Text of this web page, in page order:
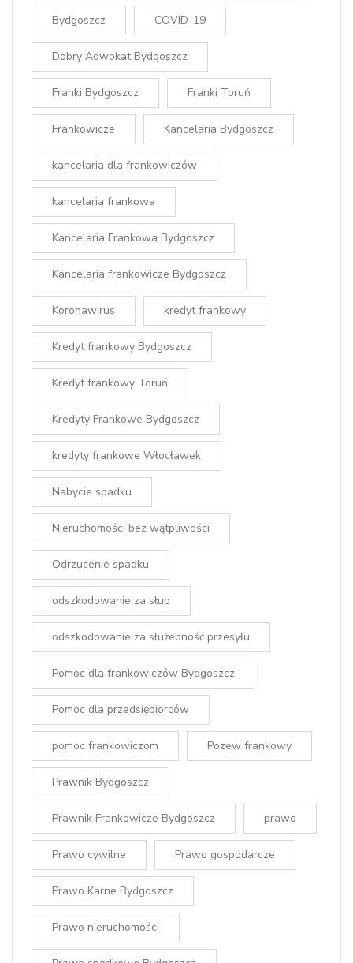
Bydgoszcz COVID-19
Dobry Adwokat Bydgoszcz
Franki Bydgoszcz Franki Toruń
Frankowicze Kancelaria Bydgoszcz
kancelaria dla frankowiczów
kancelaria frankowa
Kancelaria Frankowa Bydgoszcz
Kancelaria frankowicze Bydgoszcz
Koronawirus kredyt frankowy
Kredyt frankowy Bydgoszcz
Kredyt frankowy Toruń
Kredyty Frankowe Bydgoszcz
kredyty frankowe Włocławek
Nabycie spadku
Nieruchomości bez wątpliwości
Odrzucenie spadku
odszkodowanie za słup
odszkodowanie za służebność przesyłu
Pomoc dla frankowiczów Bydgoszcz
Pomoc dla przedsiębiorców
pomoc frankowiczom Pozew frankowy
Prawnik Bydgoszcz
Prawnik Frankowicze Bydgoszcz prawo
Prawo cywilne Prawo gospodarcze
Prawo Karne Bydgoszcz
Prawo nieruchomości